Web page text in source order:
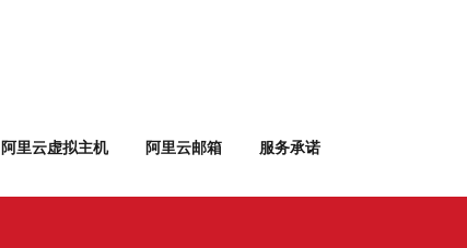
阿里云虚拟主机 阿里云邮箱 服务承诺